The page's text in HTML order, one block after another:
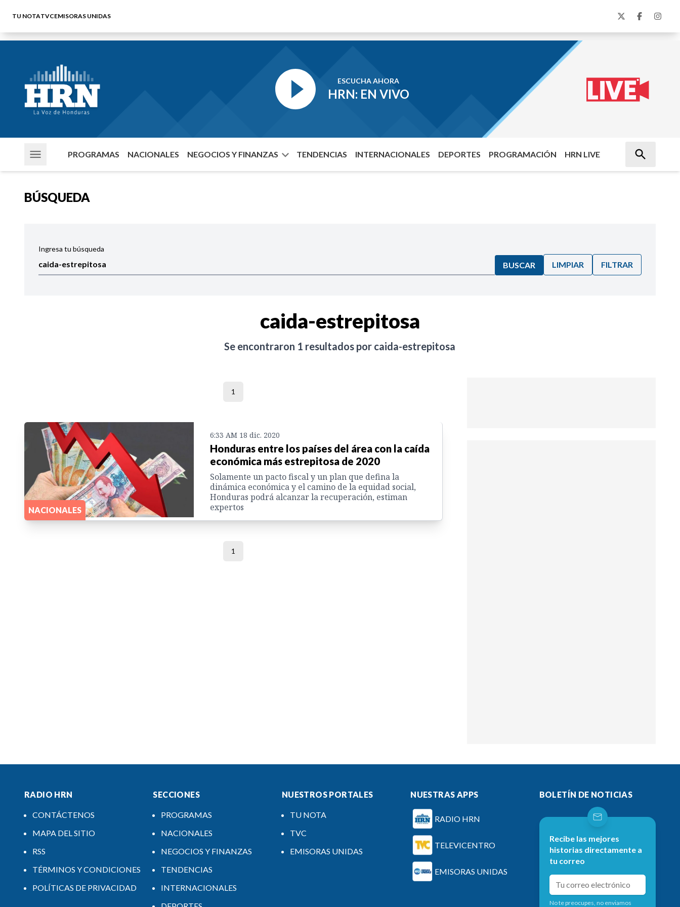
TU NOTATVCEMISORAS UNIDAS
ESCUCHA AHORA
HRN: EN VIVO
PROGRAMAS NACIONALES NEGOCIOS Y FINANZAS TENDENCIAS INTERNACIONALES DEPORTES PROGRAMACIÓN HRN LIVE
BÚSQUEDA
Ingresa tu búsqueda
BUSCAR LIMPIAR FILTRAR
caida-estrepitosa
Se encontraron 1 resultados por caida-estrepitosa
1
NACIONALES
6:33 AM 18 dic. 2020
Honduras entre los países del área con la caída
económica más estrepitosa de 2020
Solamente un pacto fiscal y un plan que defina la
dinámica económica y el camino de la equidad social,
Honduras podrá alcanzar la recuperación, estiman
expertos
1
RADIO HRN
CONTÁCTENOS
MAPA DEL SITIO
RSS
TÉRMINOS Y CONDICIONES
POLÍTICAS DE PRIVACIDAD
SECCIONES
PROGRAMAS
NACIONALES
NEGOCIOS Y FINANZAS
TENDENCIAS
INTERNACIONALES
NUESTROS PORTALES
TU NOTA
TVC
EMISORAS UNIDAS
NUESTRAS APPS
RADIO HRN
TELEVICENTRO
EMISORAS UNIDAS
BOLETÍN DE NOTICIAS
Recibe las mejores
historias directamente a
tu correo
No te preocupes, no enviamos